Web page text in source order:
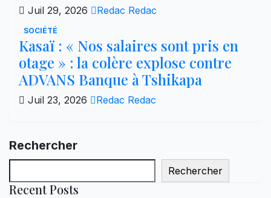
Juil 29, 2026 Redac Redac
SOCIÉTÉ
Kasaï : « Nos salaires sont pris en
otage » : la colère explose contre
ADVANS Banque à Tshikapa
Juil 23, 2026 Redac Redac
Rechercher
Rechercher
Recent Posts